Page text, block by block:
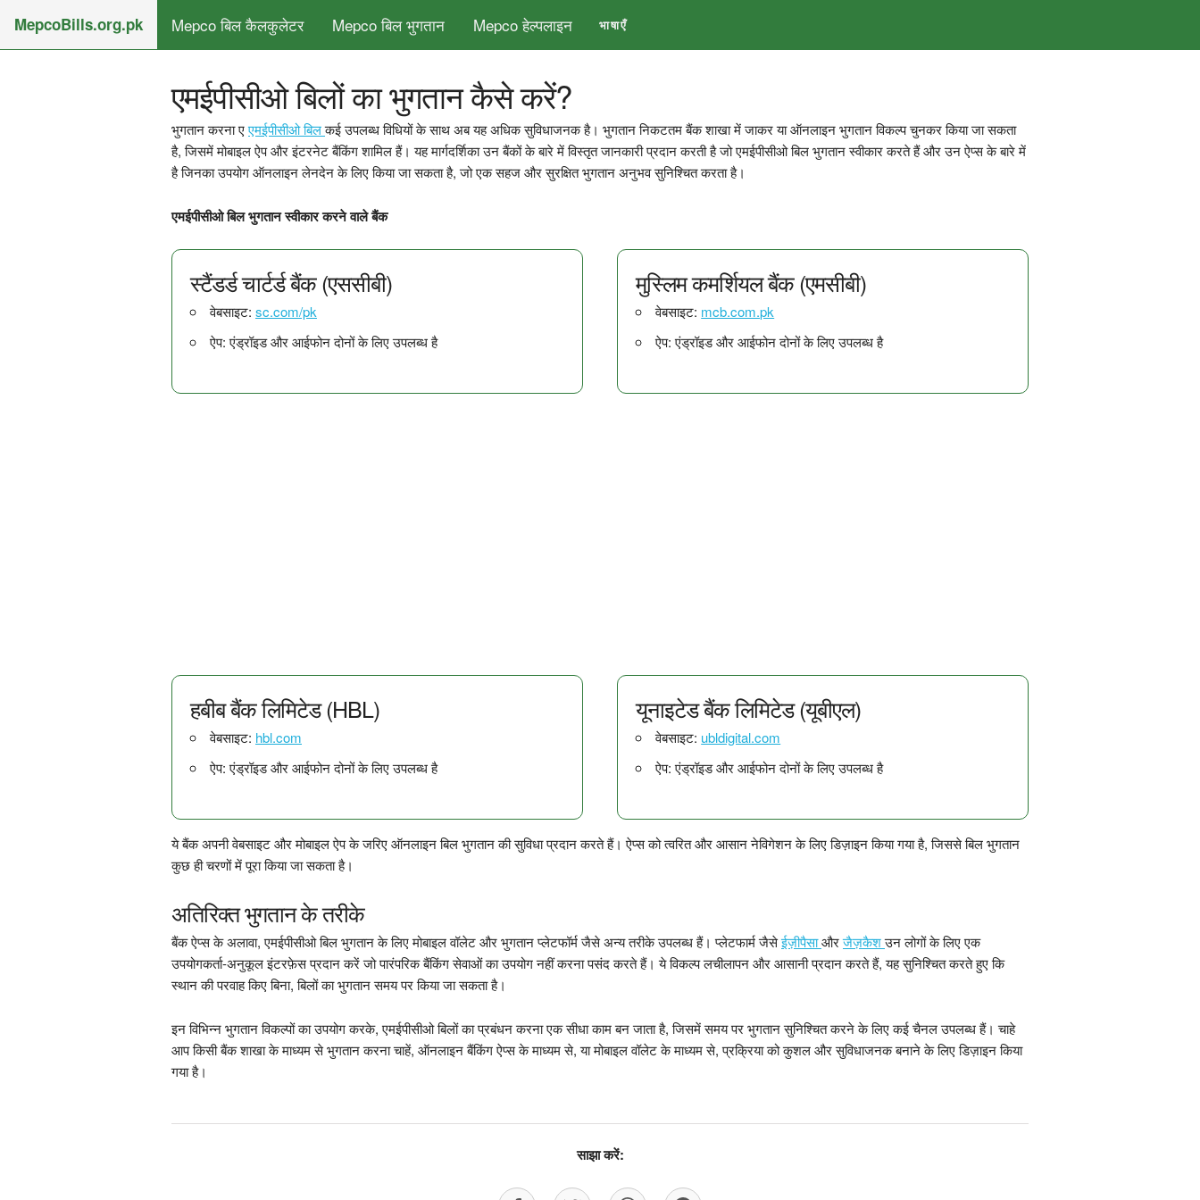
MepcoBills.org.pk Mepco बिल कैलकुलेटर Mepco बिल भुगतान Mepco हेल्पलाइन भाषाएँ
एमईपीसीओ बिलों का भुगतान कैसे करें?
भुगतान करना एएमईपीसीओ बिलकई उपलब्ध विधियों के साथ अब यह अधिक सुविधाजनक है। भुगतान निकटतम बैंक शाखा में जाकर या ऑनलाइन भुगतान विकल्प चुनकर किया जा सकता
है, जिसमें मोबाइल ऐप और इंटरनेट बैंकिंग शामिल हैं। यह मार्गदर्शिका उन बैंकों के बारे में विस्तृत जानकारी प्रदान करती है जो एमईपीसीओ बिल भुगतान स्वीकार करते हैं और उन ऐप्स के बारे में
है जिनका उपयोग ऑनलाइन लेनदेन के लिए किया जा सकता है, जो एक सहज और सुरक्षित भुगतान अनुभव सुनिश्चित करता है।
एमईपीसीओ बिल भुगतान स्वीकार करने वाले बैंक
स्टैंडर्ड चार्टर्ड बैंक (एससीबी)
वेबसाइट: sc.com/pk
ऐप: एंड्रॉइड और आईफोन दोनों के लिए उपलब्ध है
मुस्लिम कमर्शियल बैंक (एमसीबी)
वेबसाइट: mcb.com.pk
ऐप: एंड्रॉइड और आईफोन दोनों के लिए उपलब्ध है
हबीब बैंक लिमिटेड (HBL)
वेबसाइट: hbl.com
ऐप: एंड्रॉइड और आईफोन दोनों के लिए उपलब्ध है
यूनाइटेड बैंक लिमिटेड (यूबीएल)
वेबसाइट: ubldigital.com
ऐप: एंड्रॉइड और आईफोन दोनों के लिए उपलब्ध है
ये बैंक अपनी वेबसाइट और मोबाइल ऐप के जरिए ऑनलाइन बिल भुगतान की सुविधा प्रदान करते हैं। ऐप्स को त्वरित और आसान नेविगेशन के लिए डिज़ाइन किया गया है, जिससे बिल भुगतान
कुछ ही चरणों में पूरा किया जा सकता है।
अतिरिक्त भुगतान के तरीके
बैंक ऐप्स के अलावा, एमईपीसीओ बिल भुगतान के लिए मोबाइल वॉलेट और भुगतान प्लेटफॉर्म जैसे अन्य तरीके उपलब्ध हैं। प्लेटफार्म जैसेईज़ीपैसाऔरजैज़कैशउन लोगों के लिए एक
उपयोगकर्ता-अनुकूल इंटरफ़ेस प्रदान करें जो पारंपरिक बैंकिंग सेवाओं का उपयोग नहीं करना पसंद करते हैं। ये विकल्प लचीलापन और आसानी प्रदान करते हैं, यह सुनिश्चित करते हुए कि
स्थान की परवाह किए बिना, बिलों का भुगतान समय पर किया जा सकता है।
इन विभिन्न भुगतान विकल्पों का उपयोग करके, एमईपीसीओ बिलों का प्रबंधन करना एक सीधा काम बन जाता है, जिसमें समय पर भुगतान सुनिश्चित करने के लिए कई चैनल उपलब्ध हैं। चाहे
आप किसी बैंक शाखा के माध्यम से भुगतान करना चाहें, ऑनलाइन बैंकिंग ऐप्स के माध्यम से, या मोबाइल वॉलेट के माध्यम से, प्रक्रिया को कुशल और सुविधाजनक बनाने के लिए डिज़ाइन किया
गया है।
साझा करें: